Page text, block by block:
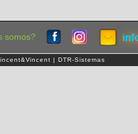
somos?
| DTR-Sistemas